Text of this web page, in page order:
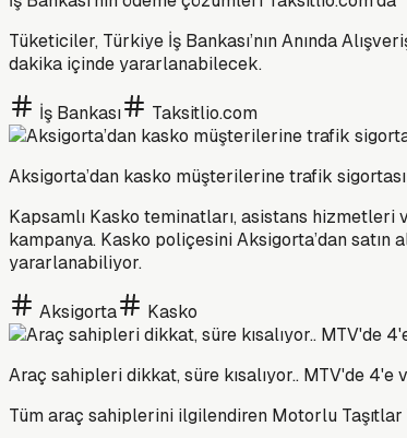
Tüketiciler, Türkiye İş Bankası’nın Anında
dakika içinde yararlanabilecek.
İş Bankası Taksitlio.com
Aksigorta’dan kasko müşterilerine trafik
Kapsamlı Kasko teminatları, asistans hizmetleri
kampanya. Kasko poliçesini Aksigorta’dan
yararlanabiliyor.
Aksigorta Kasko
Araç sahipleri dikkat, süre kısalıyor.. MTV'de 4'e
Tüm araç sahiplerini ilgilendiren Motorlu